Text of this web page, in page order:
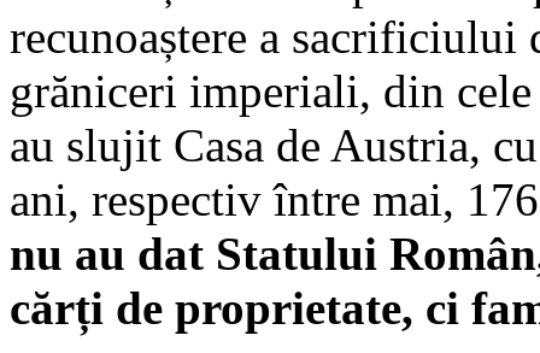
recunoaștere a
grăniceri imperiali, din
au slujit Casa de Austria,
ani, respectiv între mai,
nu au dat Statului
cărți de proprietate, ci